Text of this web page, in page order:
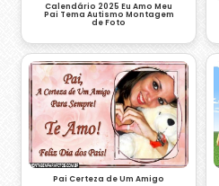
Calendário 2025 Eu Amo Meu
Pai Tema Autismo Montagem
de Foto
Pai Certeza de Um Amigo